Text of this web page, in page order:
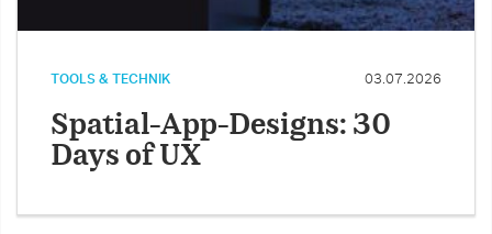
TOOLS & TECHNIK 03.07.2026
Spatial-App-Designs: 30
Days of UX